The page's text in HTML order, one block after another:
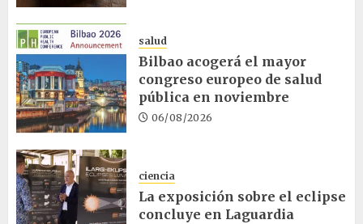
salud
Bilbao acogerá el mayor
congreso europeo de salud
pública en noviembre
06/08/2026
ciencia
La exposición sobre el eclipse
concluye en Laguardia